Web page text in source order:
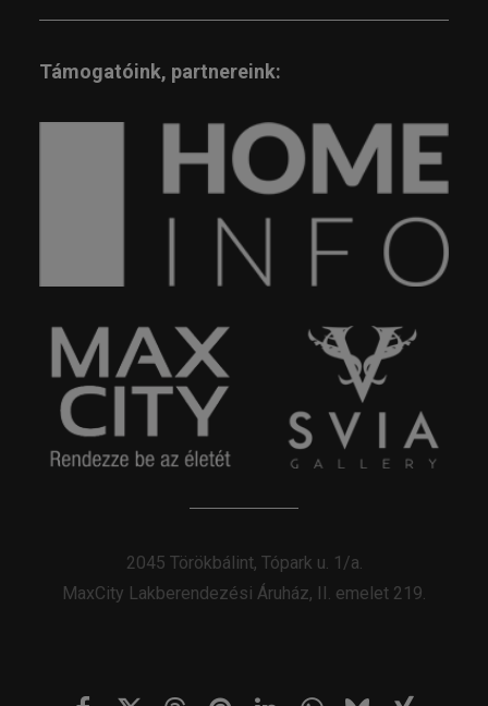
Támogatóink, partnereink:
2045 Törökbálint, Tópark u. 1/a.
MaxCity Lakberendezési Áruház, II. emelet 219.